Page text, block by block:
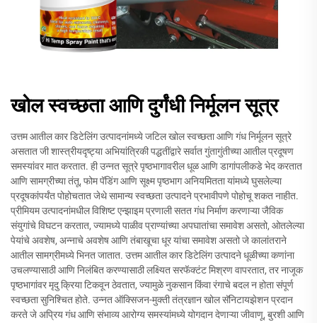
खोल स्वच्छता आणि दुर्गंधी निर्मूलन सूत्र
उत्तम आतील कार डिटेलिंग उत्पादनांमध्ये जटिल खोल स्वच्छता आणि गंध निर्मूलन सूत्रे
असतात जी शास्त्रीयदृष्ट्या अभियांत्रिकी पद्धतींद्वारे सर्वात गुंतागुंतीच्या आतील प्रदूषण
समस्यांवर मात करतात. ही उन्नत सूत्रे पृष्ठभागावरील धूळ आणि डागांपलीकडे भेद करतात
आणि सामग्रीच्या तंतू, फोम पॅडिंग आणि सूक्ष्म पृष्ठभाग अनियमितता यांमध्ये घुसलेल्या
प्रदूषकांपर्यंत पोहोचतात जेथे सामान्य स्वच्छता उत्पादने प्रभावीपणे पोहोचू शकत नाहीत.
प्रीमियम उत्पादनांमधील विशिष्ट एन्झाइम प्रणाली सतत गंध निर्माण करणाऱ्या जैविक
संयुगांचे विघटन करतात, ज्यामध्ये पाळीव प्राण्यांच्या अपघातांचा समावेश असतो, ओतलेल्या
पेयांचे अवशेष, अन्नाचे अवशेष आणि तंबाखूचा धूर यांचा समावेश असतो जे कालांतराने
आतील सामग्रीमध्ये भिनत जातात. उत्तम आतील कार डिटेलिंग उत्पादने धूळीच्या कणांना
उचलण्यासाठी आणि निलंबित करण्यासाठी लक्ष्यित सरफॅक्टंट मिश्रण वापरतात, तर नाजूक
पृष्ठभागांवर मृदु क्रिया टिकवून ठेवतात, ज्यामुळे नुकसान किंवा रंगाचे बदल न होता संपूर्ण
स्वच्छता सुनिश्चित होते. उन्नत ऑक्सिजन-मुक्ती तंत्रज्ञान खोल सॅनिटायझेशन प्रदान
करते जे अप्रिय गंध आणि संभाव्य आरोग्य समस्यांमध्ये योगदान देणाऱ्या जीवाणू, बुरशी आणि